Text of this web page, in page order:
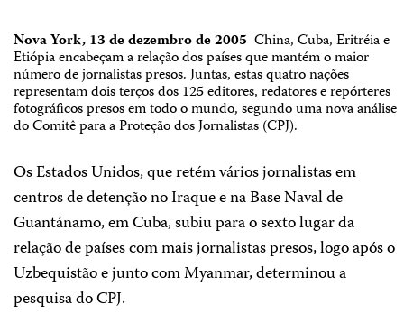
Nova York, 13 de dezembro de 2005 ­ China, Cuba, Eritréia e
Etiópia encabeçam a relação dos países que mantém o maior
número de jornalistas presos. Juntas, estas quatro nações
representam dois terços dos 125 editores, redatores e repórteres
fotográficos presos em todo o mundo, segundo uma nova análise
do Comitê para a Proteção dos Jornalistas (CPJ).
Os Estados Unidos, que retém vários jornalistas em
centros de detenção no Iraque e na Base Naval de
Guantánamo, em Cuba, subiu para o sexto lugar da
relação de países com mais jornalistas presos, logo após o
Uzbequistão e junto com Myanmar, determinou a
pesquisa do CPJ.